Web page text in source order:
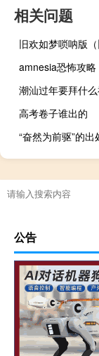
相关问题
amnesia恐怖攻略
潮汕过年要拜什
高考卷子谁出的
“奋然为前驱”的出
公告